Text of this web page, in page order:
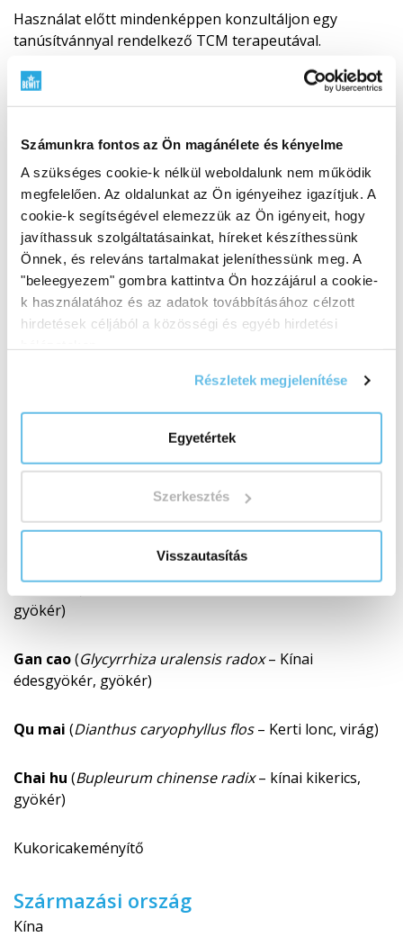
Számunkra fontos az Ön magánélete és kényelme
A szükséges cookie-k nélkül weboldalunk nem működik
megfelelően. Az oldalunkat az Ön igényeihez igazítjuk. A
cookie-k segítségével elemezzük az Ön igényeit, hogy
javíthassuk szolgáltatásainkat, híreket készíthessünk
Önnek, és releváns tartalmakat jeleníthessünk meg. A
"beleegyezem" gombra kattintva Ön hozzájárul a cookie-
k használatához és az adatok továbbításához célzott
hirdetések céljából a közösségi és egyéb hirdetési
Részletek megjelenítése
Egyetértek
Szerkesztés
Visszautasítás
Használat előtt mindenképpen konzultáljon egy
tanúsítvánnyal rendelkező TCM terapeutával.
A keverék alkalmazása esetén ajánlott korlátozni az
ételek sózását.
Összetétele
Che qian zi( Plantago indica semen– Ázsiai útifű, mag)
Jin qian cao (Lysimachia vulgaris herba– Közönséges
lizinka, szárzöld)
Chi shao(Paeonia lactiflora radix– Fehérvirágú
bazsarózsa, gyökér)
Gardeniae jasminoidis fructus– Gardénia,
Wolfiporia extensa sclerotium
Kókuszpóréhagyma, termőtest)
Shi jian chuan(Salvia miltiorrhiza folium–
Bai shao(Paeonia alba radix– Kerti bazsarózsa,
gyökér)
Gan cao(Glycyrrhiza uralensis radox– Kínai
édesgyökér, gyökér)
Qu mai (Dianthus caryophyllus flos– Kerti lonc, virág)
Chai hu (Bupleurum chinense radix– kínai kikerics,
gyökér)
Kukoricakeményítő
Származási ország
Kína